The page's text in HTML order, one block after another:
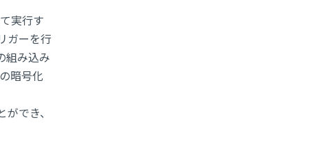
実行す
ガーを行
組み込み
暗号化
でき、